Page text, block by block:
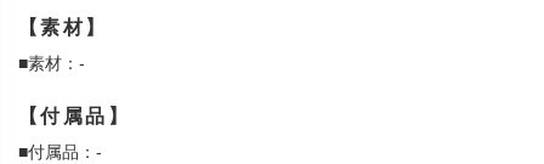
【素材】
■素材：-
【付属品】
■付属品：-